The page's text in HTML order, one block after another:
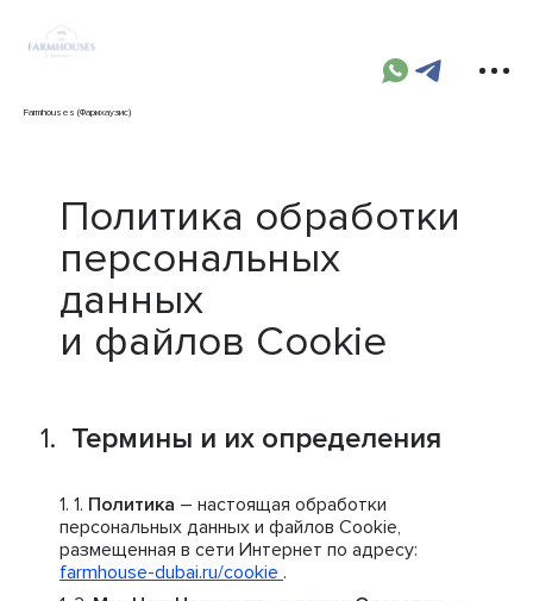
Farmhouses (Фармхаузис)
Политика обработки
персональных
данных
и файлов Cookie
Термины и их определения
Политика – настоящая обработки
персональных данных и файлов Cookie,
размещенная в сети Интернет по адресу:
farmhouse-dubai.ru/cookie .